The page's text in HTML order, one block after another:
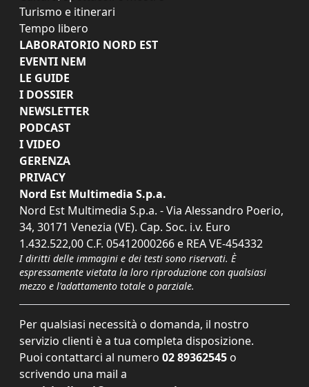
Turismo e itinerari
Tempo libero
LABORATORIO NORD EST
EVENTI NEM
LE GUIDE
I DOSSIER
NEWSLETTER
PODCAST
I VIDEO
GERENZA
PRIVACY
Nord Est Multimedia S.p.a.
Nord Est Multimedia S.p.a. - Via Alessandro Poerio,
34, 30171 Venezia (VE). Cap. Soc. i.v. Euro
1.432.522,00 C.F. 05412000266 e REA VE-454332
I diritti delle immagini e dei testi sono riservati. È
espressamente vietata la loro riproduzione con qualsiasi
mezzo e l'adattamento totale o parziale.
Per qualsiasi necessità o domanda, il nostro
servizio clienti è a tua completa disposizione.
Puoi contattarci al numero 02 89362545 o
scrivendo una mail a